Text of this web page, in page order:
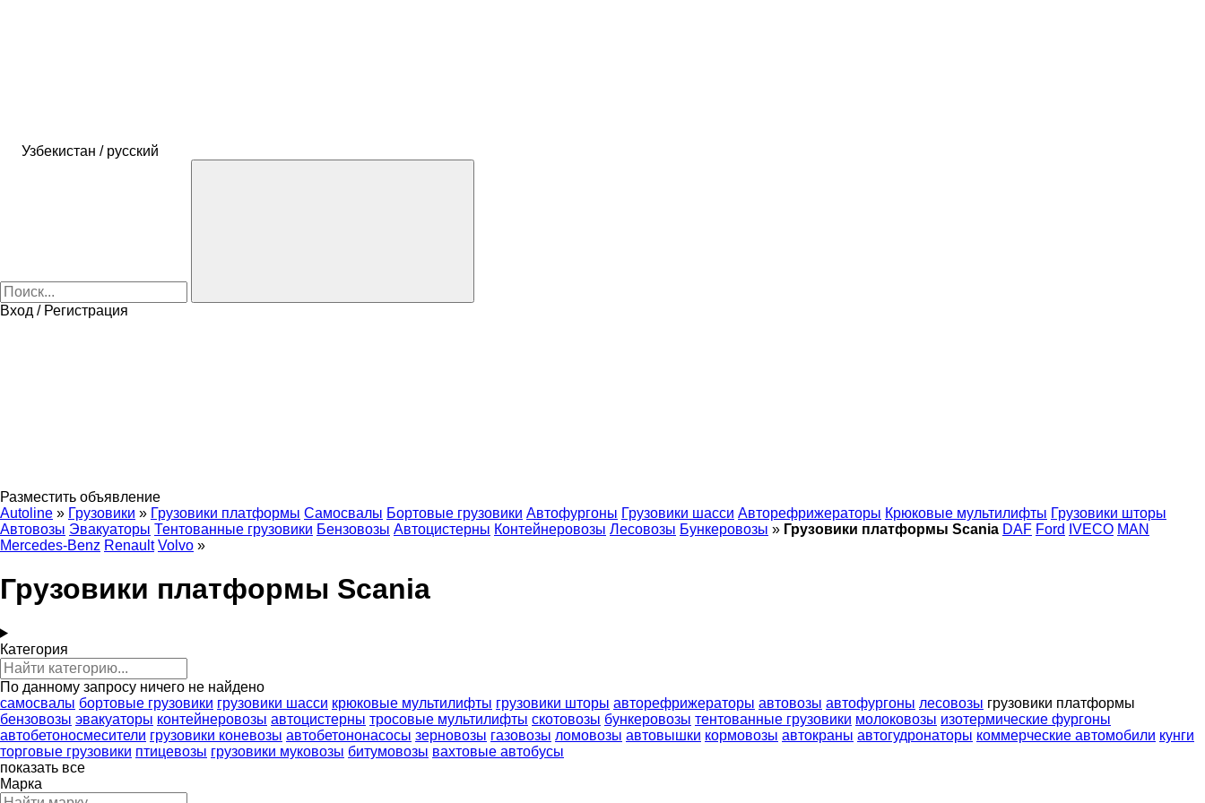
Узбекистан / русский
Вход / Регистрация
Разместить объявление
Autoline » Грузовики » Грузовики платформы Самосвалы Бортовые грузовики Автофургоны Грузовики шасси Авторефрижераторы Крюковые мультилифты Грузовики шторы
Автовозы Эвакуаторы Тентованные грузовики Бензовозы Автоцистерны Контейнеровозы Лесовозы Бункеровозы » Грузовики платформы Scania DAF Ford IVECO MAN
Mercedes-Benz Renault Volvo »
Грузовики платформы Scania
Категория
По данному запросу ничего не найдено
самосвалы бортовые грузовики грузовики шасси крюковые мультилифты грузовики шторы авторефрижераторы автовозы автофургоны лесовозы грузовики платформы
бензовозы эвакуаторы контейнеровозы автоцистерны тросовые мультилифты скотовозы бункеровозы тентованные грузовики молоковозы изотермические фургоны
автобетоносмесители грузовики коневозы автобетононасосы зерновозы газовозы ломовозы автовышки кормовозы автокраны автогудронаторы коммерческие автомобили кунги
торговые грузовики птицевозы грузовики муковозы битумовозы вахтовые автобусы
показать все
Марка